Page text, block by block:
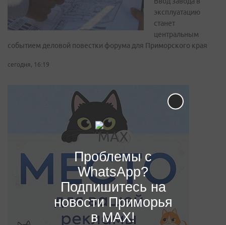
эксплуатацию
станет
центральным
событием деловой повестки форума для Приморского края
сегодня, 16:19
Проблемы с
WhatsApp?
Подпишитесь на
новости Приморья
в MAX!